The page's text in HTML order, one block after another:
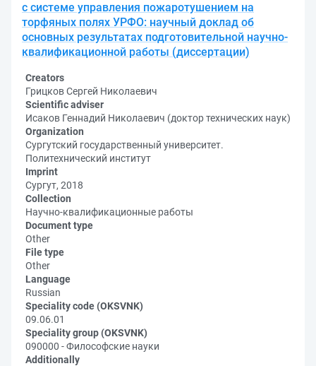
с системе управления пожаротушением на
торфяных полях УРФО: научный доклад об
основных результатах подготовительной научно-
квалификационной работы (диссертации)
Creators
Грицков Сергей Николаевич
Scientific adviser
Исаков Геннадий Николаевич (доктор технических наук)
Organization
Сургутский государственный университет.
Политехнический институт
Imprint
Сургут, 2018
Collection
Научно-квалификационные работы
Document type
Other
File type
Other
Language
Russian
Speciality code (OKSVNK)
09.06.01
Speciality group (OKSVNK)
090000 - Философские науки
Additionally